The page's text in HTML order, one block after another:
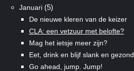
Januari(5)
De nieuwe kleren van de keizer
CLA: een vetzuur met belofte?
Mag het ietsje meer zijn?
Eet, drink en blijf slank en gezond
Go ahead, jump. Jump!